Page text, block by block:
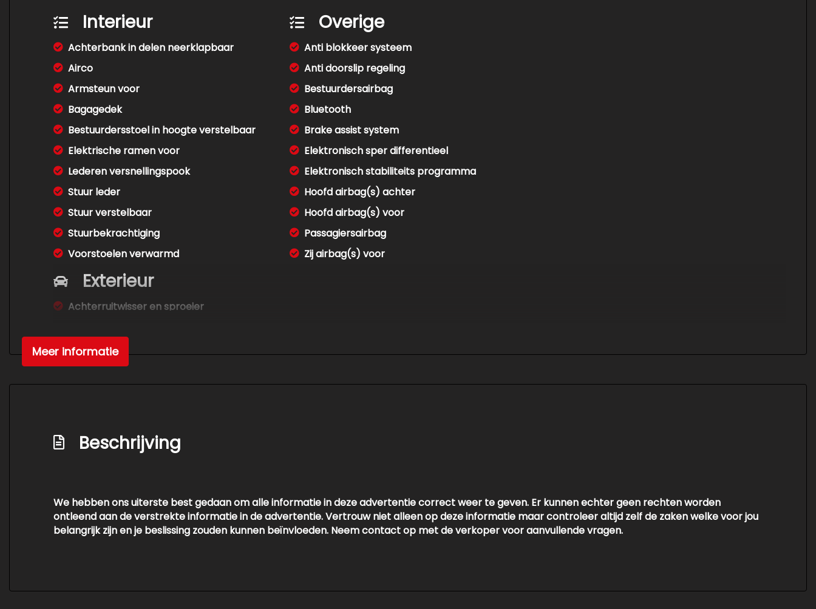
Interieur
Achterbank in delen neerklapbaar
Airco
Armsteun voor
Bagagedek
Bestuurdersstoel in hoogte verstelbaar
Elektrische ramen voor
Lederen versnellingspook
Stuur leder
Stuur verstelbaar
Stuurbekrachtiging
Voorstoelen verwarmd
Overige
Anti blokkeer systeem
Anti doorslip regeling
Bestuurdersairbag
Bluetooth
Brake assist system
Elektronisch sper differentieel
Elektronisch stabiliteits programma
Hoofd airbag(s) achter
Hoofd airbag(s) voor
Passagiersairbag
Zij airbag(s) voor
Exterieur
Achterruitwisser en sproeier
Centrale vergrendeling met afstandsbediening
Dakrails
Extra getint glas achter
Mistlampen voor
Meer informatie
Beschrijving
We hebben ons uiterste best gedaan om alle informatie in deze advertentie correct weer te geven. Er kunnen echter geen rechten worden
ontleend aan de verstrekte informatie in de advertentie. Vertrouw niet alleen op deze informatie maar controleer altijd zelf de zaken welke voor jou
belangrijk zijn en je beslissing zouden kunnen beïnvloeden. Neem contact op met de verkoper voor aanvullende vragen.